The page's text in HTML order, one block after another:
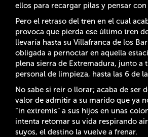
ellos para recargar pilas y pensar
Pero el retraso del tren en el cual
provoca que pierda ese último tren
llevaría hasta su Villafranca de los
obligada a pernoctar en aquella
plena sierra de Extremadura, junto a
personal de limpieza, hasta las 6 de
No sabe si reir o llorar; acaba de ser
valor de admitir a su marido que ya
“in extremis” a sus hijos en unas
intenta retomar su vida respirando
suyos, el destino la vuelve a frenar.